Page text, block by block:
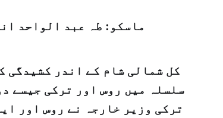
ماسكو: طہ عبد الواحد
کل شمالی شام کے اندر کشیدگی
سلسلہ میں روس اور ترکی جیسے
ترکی وزیر خارجہ نے روس اور